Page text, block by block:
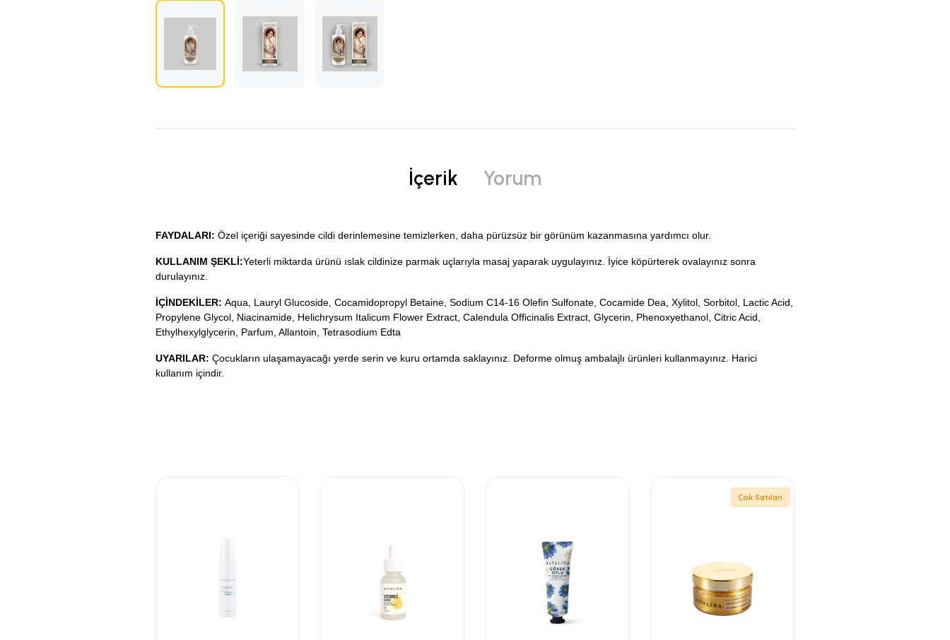
İçerik Yorum
FAYDALARI:Özel içeriği sayesinde cildi derinlemesine temizlerken, daha pürüzsüz bir görünüm kazanmasına yardımcı olur.
KULLANIM ŞEKLİ:Yeterli miktarda ürünü ıslak cildinize parmak uçlarıyla masaj yaparak uygulayınız. İyice köpürterek ovalayınız sonra
durulayınız.
İÇİNDEKİLER: Aqua, Lauryl Glucoside, Cocamidopropyl Betaine, Sodium C14-16 Olefin Sulfonate, Cocamide Dea, Xylitol, Sorbitol, Lactic Acid,
Propylene Glycol, Niacinamide, Helichrysum Italicum Flower Extract, Calendula Officinalis Extract, Glycerin, Phenoxyethanol, Citric Acid,
Ethylhexylglycerin, Parfum, Allantoin, Tetrasodium Edta
UYARILAR: Çocukların ulaşamayacağı yerde serin ve kuru ortamda saklayınız. Deforme olmuş ambalajlı ürünleri kullanmayınız. Harici
kullanım içindir.
Çok Satılan